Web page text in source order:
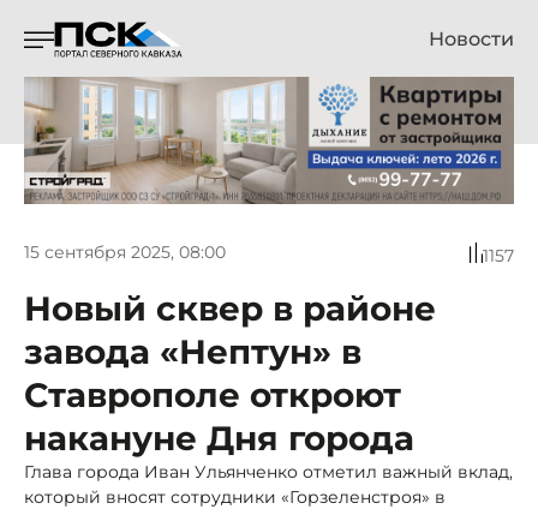
Новости
15 сентября 2025, 08:00 1157
Новый сквер в районе
завода «Нептун» в
Ставрополе откроют
накануне Дня города
Глава города Иван Ульянченко отметил важный вклад,
который вносят сотрудники «Горзеленстроя» в